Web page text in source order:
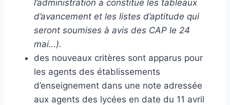
l’administration a constitué les tableaux
d’avancement et les listes d’aptitude qui
seront soumises à avis des CAP le 24
mai…).
des nouveaux critères sont apparus pour
les agents des établissements
d’enseignement dans une note adressée
aux agents des lycées en date du 11 avril